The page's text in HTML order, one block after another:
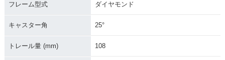
フレーム型式 ダイヤモンド
キャスター角 25°
トレール量 (mm) 108